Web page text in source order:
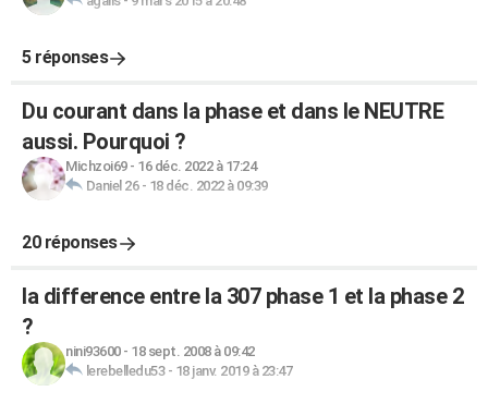
5 réponses
Du courant dans la phase et dans le NEUTRE
aussi. Pourquoi ?
Michzoi69- 16 déc. 2022 à 17:24
Daniel 26- 18 déc. 2022 à 09:39
20 réponses
la difference entre la 307 phase 1 et la phase 2
?
nini93600- 18 sept. 2008 à 09:42
lerebelledu53- 18 janv. 2019 à 23:47